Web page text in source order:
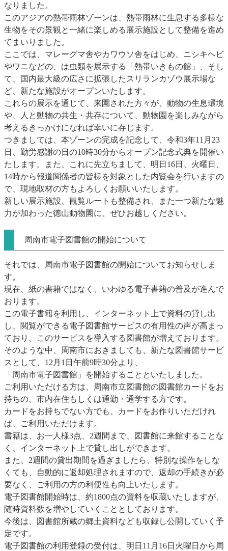
なりました。
このアジアの熱帯雨林ゾーンは、熱帯雨林に生息する多様な
生物をその景観と一緒に楽しめる展示施設として整備を進め
てまいりました。
ここでは、マレーグマ舎やカワウソ舎をはじめ、ニシキヘビ
やワニなどの、は虫類を展示する「熱帯いきもの館」、そし
て、国内最大級の広さに拡張したスリランカゾウ展示場な
ど、新たな施設がオープンいたします。
これらの展示を通じて、来園された方々が、動物の生息環境
や、人と動物の共生・共存について、動物園を楽しみながら
考えるきっかけになれば幸いに存じます。
つきましては、本ゾーンの完成を記念して、令和3年11月23
日、勤労感謝の日の10時30分からオープン記念式典を開催い
たします。また、これに先立ちまして、明日16日、火曜日、
14時から報道関係者の皆様を対象とした内覧会を行いますの
で、現地取材の方もよろしくお願いいたします。
新しい展示施設、観覧ルートも整備され、また一つ新たな魅
力が加わった徳山動物園に、ぜひお越しください。
周南市電子図書館の開始について
それでは、周南市電子図書館の開始についてお知らせしま
す。
現在、紙の書籍ではなく、いわゆる電子書籍の普及が進んで
おります。
この電子書籍を利用し、インターネット上で資料の貸し出
し、閲覧ができる電子図書館サービスの有用性の声が高まっ
ており、このサービスを導入する図書館が増えております。
そのような中、周南市におきましても、新たな図書館サービ
スとして、12月1日午前9時30分より、
「周南市電子図書館」を開始することといたしました。
ご利用いただける方は、周南市立図書館の図書館カードをお
持ちの、市内在住もしくは通勤・通学する方です。
カードをお持ちでない方でも、カードをお作りいただけれ
ば、ご利用いただけます。
書籍は、お一人様3点、2週間まで、図書館に来館することな
く、インターネット上で貸し出しができます。
また、2週間の貸出期間を過ぎましたら、特別な操作をしな
くても、自動的に返却処理されますので、返却の手続きが必
要なく、ご利用の方の利便性も向上いたします。
電子図書館開始時は、約1800点の資料を収蔵いたしますが、
随時資料数を増やしていくこととしております。
今後は、図書館所蔵の郷土資料なども収録し公開していく予
定です。
電子図書館の利用登録の受付は、明日11月16日火曜日から周